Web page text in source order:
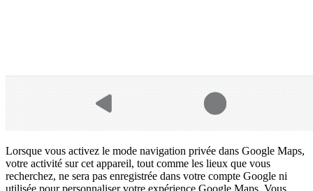
Lorsque vous activez le mode navigation privée dans Google Maps,
votre activité sur cet appareil, tout comme les lieux que vous
recherchez, ne sera pas enregistrée dans votre compte Google ni
utilisée pour personnaliser votre expérience Google Maps. Vous